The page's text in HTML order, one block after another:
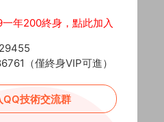
年200終身，點此加入
（僅終身VIP可進）
QQ技術交流群